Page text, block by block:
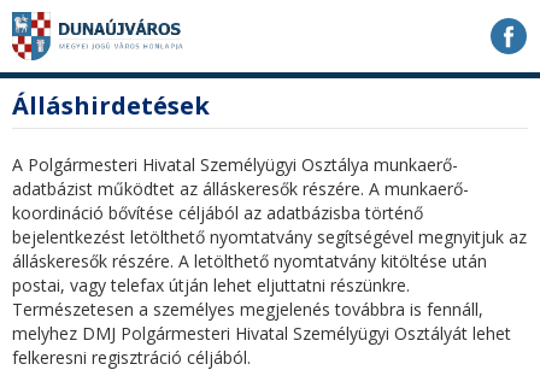
Ugrás
tartalomhoz
Ugrás
navigációhoz
Ugrás
kereséshez
a
honlapon
fő
tartalom
Álláshirdetések
A Polgármesteri Hivatal Személyügyi Osztálya munkaerő-
adatbázist működtet az álláskeresők részére. A munkaerő-
koordináció bővítése céljából az adatbázisba történő
bejelentkezést letölthető nyomtatvány segítségével megnyitjuk az
álláskeresők részére. A letölthető nyomtatvány kitöltése után
postai, vagy telefax útján lehet eljuttatni részünkre.
Természetesen a személyes megjelenés továbbra is fennáll,
melyhez DMJ Polgármesteri Hivatal Személyügyi Osztályát lehet
felkeresni regisztráció céljából.